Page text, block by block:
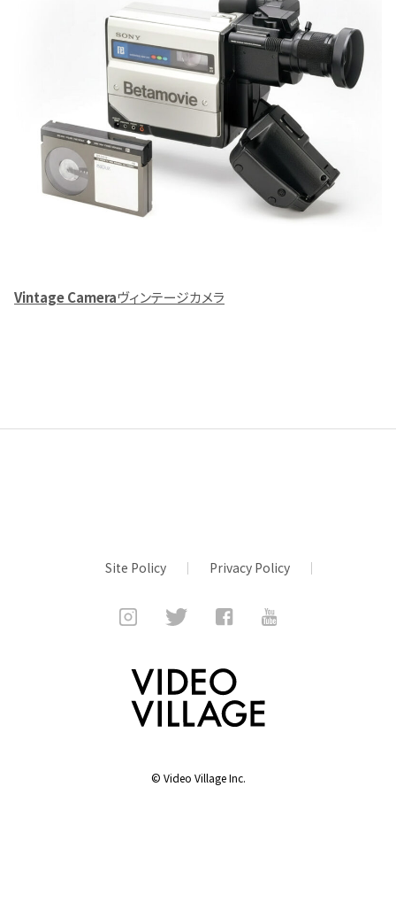
Vintage Cameraヴィンテージカメラ
Site Policy Privacy Policy
© Video Village Inc.